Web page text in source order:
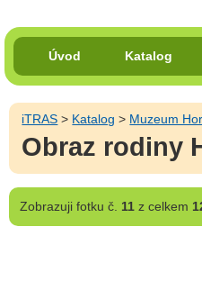
Úvod Katalog
iTRAS > Katalog > Muzeum
Obraz rodiny
Zobrazujifotku č. 11z celkem